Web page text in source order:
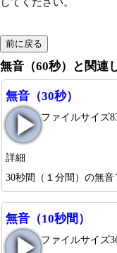
無音（60秒）と関連
無音（30秒）
ファイルサイズ
詳細
30秒間（１分間）の無音
無音（10秒間）
ファイルサイズ